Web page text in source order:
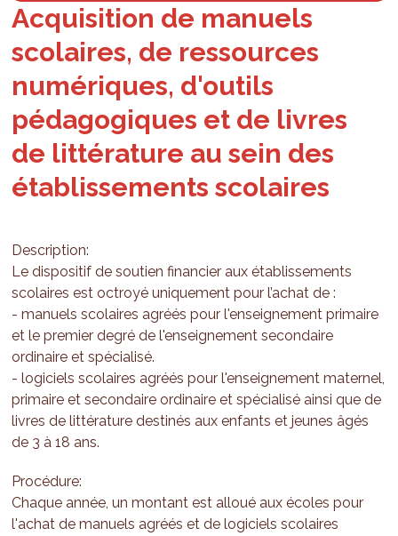
Acquisition de manuels
scolaires, de ressources
numériques, d'outils
pédagogiques et de livres
de littérature au sein des
établissements scolaires
Description:
Le dispositif de soutien financier aux établissements
scolaires est octroyé uniquement pour l’achat de :
- manuels scolaires agréés pour l'enseignement primaire
et le premier degré de l'enseignement secondaire
ordinaire et spécialisé.
- logiciels scolaires agréés pour l'enseignement maternel,
primaire et secondaire ordinaire et spécialisé ainsi que de
livres de littérature destinés aux enfants et jeunes âgés
de 3 à 18 ans.
Procédure:
Chaque année, un montant est alloué aux écoles pour
l'achat de manuels agréés et de logiciels scolaires